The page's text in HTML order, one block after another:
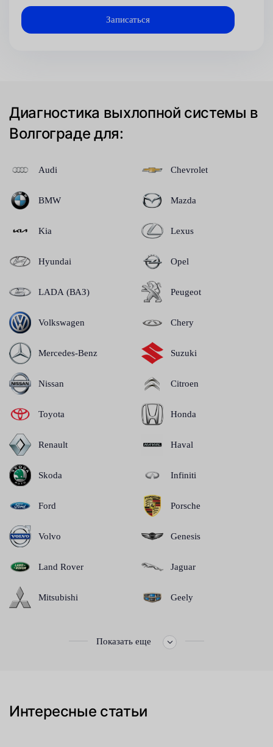
Диагностика выхлопной системы в
Волгограде для:
Audi
BMW
Kia
Hyundai
LADA (ВАЗ)
Volkswagen
Mercedes-Benz
Nissan
Toyota
Renault
Skoda
Ford
Volvo
Land Rover
Mitsubishi
Chevrolet
Mazda
Lexus
Opel
Peugeot
Chery
Suzuki
Citroen
Honda
Haval
Infiniti
Porsche
Genesis
Jaguar
Geely
Показать еще
Интересные статьи